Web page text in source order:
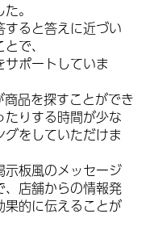
。
ると答えに近づい
で、
ポートしていま
品を探すことができ
りする時間が少な
をしていただけま
板風のメッセージ
店舗からの情報発
的に伝えることが